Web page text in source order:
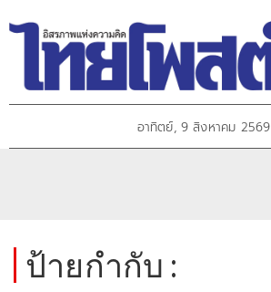
อาทิตย์, 9 สิงหาคม 2569
ป้ายกำกับ :